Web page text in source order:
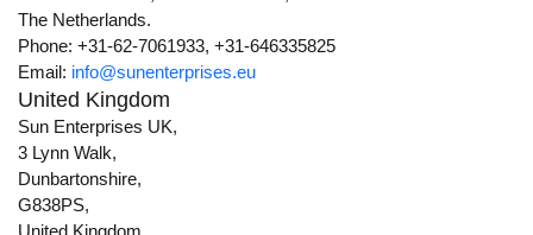
The Netherlands.
Phone: +31-62-7061933, +31-646335825
Email: info@sunenterprises.eu
United Kingdom
Sun Enterprises UK,
3 Lynn Walk,
Dunbartonshire,
G838PS,
United Kingdom